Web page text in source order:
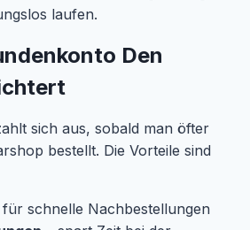
laufen.
Den
sich aus, sobald man öfter
bestellt. Die Vorteile sind
für schnelle Nachbestellungen